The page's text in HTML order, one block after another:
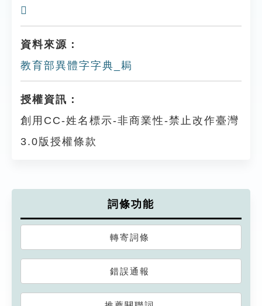
𦔁
資料來源：
教育部異體字字典_䎤
授權資訊：
創用CC-姓名標示-非商業性-禁止改作臺灣
3.0版授權條款
詞條功能
轉寄詞條
錯誤通報